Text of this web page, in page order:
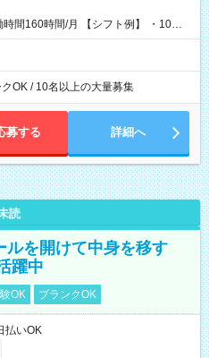
【シフト例】 ・10：
OK / 10名以上の大量募集
募する 詳細へ
読
ルを開けて中身を移す
躍中
OK ブランクOK
払いOK